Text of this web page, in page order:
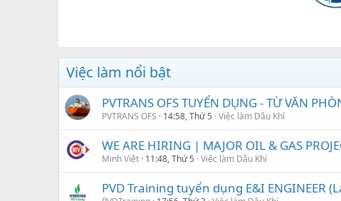
Việc làm nổi bật
PVTRANS OFS TUYỂN DỤNG - TỪ VĂN
PVTRANS OFS 14:58, Thứ 5 Việc làm Dầu Khí
WE ARE HIRING | MAJOR OIL & GAS
Minh Việt 11:48, Thứ 5 Việc làm Dầu Khí
PVD Training tuyển dụng E&I ENGINEER